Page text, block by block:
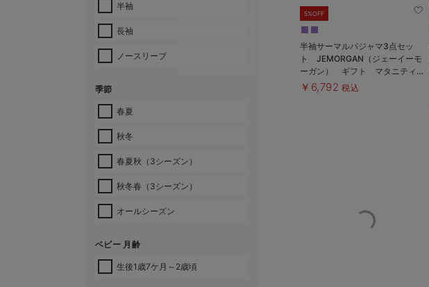
半袖
長袖
ノースリーブ
季節
春夏
秋冬
春夏秋（3シーズン）
秋冬春（3シーズン）
オールシーズン
ベビー 月齢
生後1歳7ケ月～2歳頃
5%OFF
半袖サーマルパジャマ3点セッ
ト JEMORGAN（ジェーイーモ
ーガン） ギフト マタニティ・
産後【出産後も長く使える】
￥6,792 税込